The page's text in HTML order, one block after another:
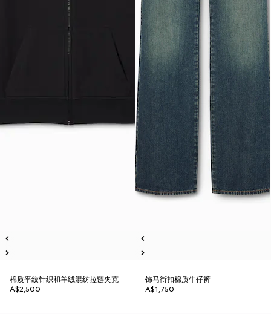
棉质平纹针织和羊绒混纺拉链夹克
A$2,500
饰马衔扣棉质牛仔裤
A$1,750